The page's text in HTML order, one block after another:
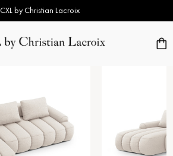
CXL by Christian Lacroix